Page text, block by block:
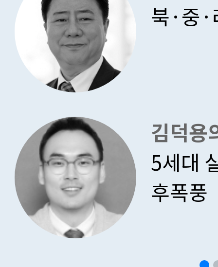
북·중
김덕용
5세대
후폭풍